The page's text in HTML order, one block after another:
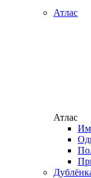
Атлас
Атлас